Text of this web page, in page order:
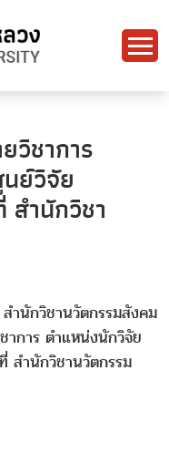
วิชาการ
ย์วิจัย
สำนักวิชา
ำนักวิชานวัตกรรมสังคม
าการ ตำแหน่งนักวิจัย
สำนักวิชานวัตกรรม